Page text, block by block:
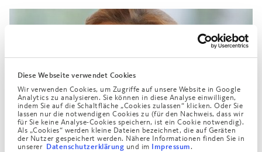
Diese Webseite verwendet Cookies
Wir verwenden Cookies, um Zugriffe auf unsere Website in Google
Analytics zu analysieren. Sie können in diese Analyse einwilligen,
indem Sie auf die Schaltfläche „Cookies zulassen“ klicken. Oder Sie
lassen nur die notwendigen Cookies zu (für den Nachweis, dass wir
für Sie keine Analyse-Cookies speichern, ist ein Cookie notwendig).
Als „Cookies“ werden kleine Dateien bezeichnet, die auf Geräten
der Nutzer gespeichert werden. Nähere Informationen finden Sie in
unserer Datenschutzerklärung und im Impressum.